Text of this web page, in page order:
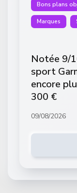
Bons plans
Marques
Notée 9/
sport
encore
300 €
09/08/2026